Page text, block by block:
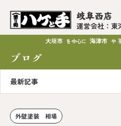
岐阜西店
運営会社：東
大垣市 を中心に 海津市 や
ブログ
最新記事
外壁塗装 相場